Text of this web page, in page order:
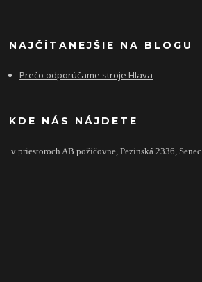
NAJČÍTANEJŠIE NA BLOGU
Prečo odporúčame stroje Hlava
KDE NÁS NÁJDETE
v priestoroch AB požičovne,Pezinská 2336, Senec